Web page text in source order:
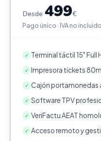
Desde 499€
Pago único · IVA no incluido
✓ Terminal táctil 15" Full
✓ Impresora tickets
✓ Cajón
✓ Software TPV
✓ VeriFactu AEAT
✓ Acceso remoto y